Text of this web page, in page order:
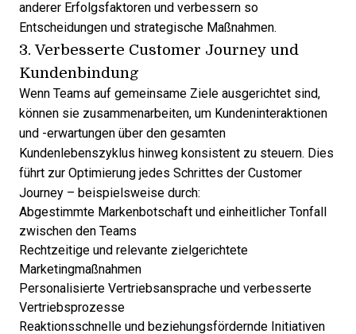
anderer Erfolgsfaktoren und verbessern so
Entscheidungen und strategische Maßnahmen.
3. Verbesserte Customer Journey und
Kundenbindung
Wenn Teams auf gemeinsame Ziele ausgerichtet sind,
können sie zusammenarbeiten, um Kundeninteraktionen
und -erwartungen über den gesamten
Kundenlebenszyklus hinweg konsistent zu steuern. Dies
führt zur Optimierung jedes Schrittes der Customer
Journey – beispielsweise durch:
Abgestimmte Markenbotschaft und einheitlicher Tonfall
zwischen den Teams
Rechtzeitige und relevante zielgerichtete
Marketingmaßnahmen
Personalisierte Vertriebsansprache und verbesserte
Vertriebsprozesse
Reaktionsschnelle und beziehungsfördernde Initiativen